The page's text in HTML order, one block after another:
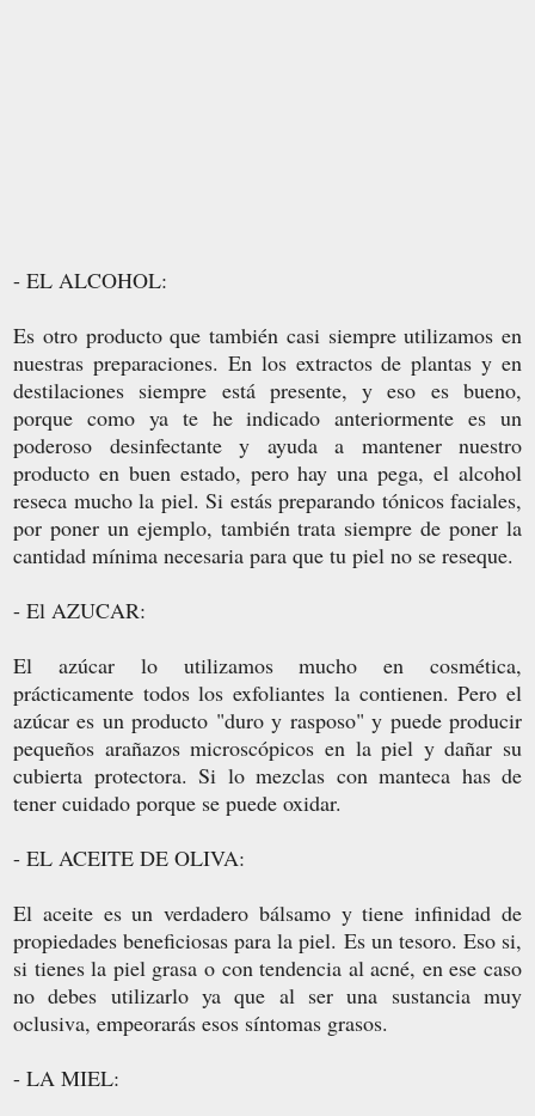
- EL ALCOHOL:
Es otro producto que también casi siempre utilizamos en
nuestras preparaciones. En los extractos de plantas y en
destilaciones siempre está presente, y eso es bueno,
porque como ya te he indicado anteriormente es un
poderoso desinfectante y ayuda a mantener nuestro
producto en buen estado, pero hay una pega, el alcohol
reseca mucho la piel. Si estás preparando tónicos faciales,
por poner un ejemplo, también trata siempre de poner la
cantidad mínima necesaria para que tu piel no se reseque.
- El AZUCAR:
El azúcar lo utilizamos mucho en cosmética,
prácticamente todos los exfoliantes la contienen. Pero el
azúcar es un producto "duro y rasposo" y puede producir
pequeños arañazos microscópicos en la piel y dañar su
cubierta protectora. Si lo mezclas con manteca has de
tener cuidado porque se puede oxidar.
- EL ACEITE DE OLIVA:
El aceite es un verdadero bálsamo y tiene infinidad de
propiedades beneficiosas para la piel. Es un tesoro. Eso si,
si tienes la piel grasa o con tendencia al acné, en ese caso
no debes utilizarlo ya que al ser una sustancia muy
oclusiva, empeorarás esos síntomas grasos.
- LA MIEL: